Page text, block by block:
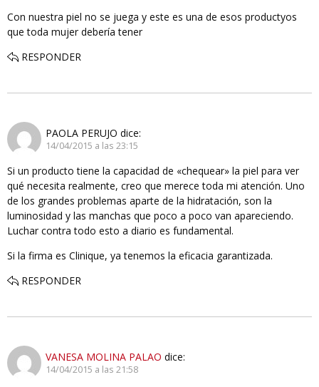
Con nuestra piel no se juega y este es una de esos productyos
que toda mujer debería tener
RESPONDER
PAOLA PERUJO dice:
14/04/2015 a las 23:15
Si un producto tiene la capacidad de «chequear» la piel para ver
qué necesita realmente, creo que merece toda mi atención. Uno
de los grandes problemas aparte de la hidratación, son la
luminosidad y las manchas que poco a poco van apareciendo.
Luchar contra todo esto a diario es fundamental.
Si la firma es Clinique, ya tenemos la eficacia garantizada.
RESPONDER
VANESA MOLINA PALAO dice:
14/04/2015 a las 21:58